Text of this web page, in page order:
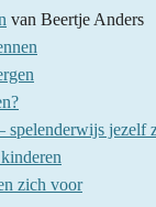
van Beertje Anders
spelenderwijs jezelf
zich voor